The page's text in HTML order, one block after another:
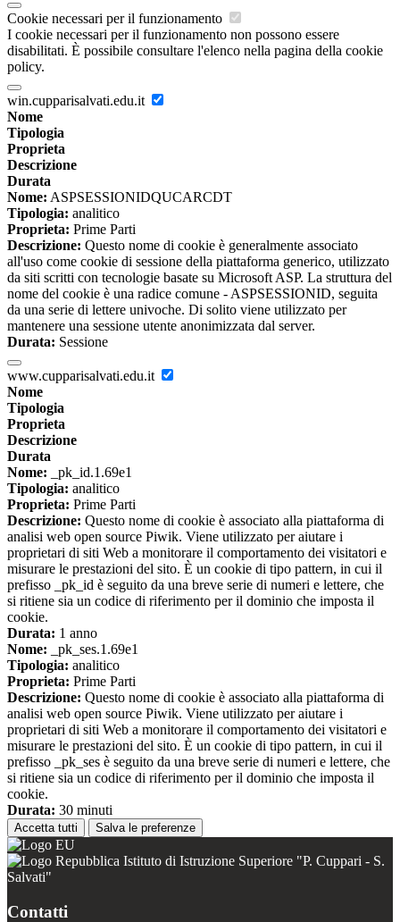
Cookie necessari per il funzionamento
I cookie necessari per il funzionamento non possono essere
disabilitati. È possibile consultare l'elenco nella pagina della cookie
policy.
win.cupparisalvati.edu.it
Nome
Tipologia
Proprieta
Descrizione
Durata
Nome: ASPSESSIONIDQUCARCDT
Tipologia: analitico
Proprieta: Prime Parti
Descrizione: Questo nome di cookie è generalmente associato
all'uso come cookie di sessione della piattaforma generico, utilizzato
da siti scritti con tecnologie basate su Microsoft ASP. La struttura del
nome del cookie è una radice comune - ASPSESSIONID, seguita
da una serie di lettere univoche. Di solito viene utilizzato per
mantenere una sessione utente anonimizzata dal server.
Durata: Sessione
www.cupparisalvati.edu.it
Nome
Tipologia
Proprieta
Descrizione
Durata
Nome: _pk_id.1.69e1
Tipologia: analitico
Proprieta: Prime Parti
Descrizione: Questo nome di cookie è associato alla piattaforma di
analisi web open source Piwik. Viene utilizzato per aiutare i
proprietari di siti Web a monitorare il comportamento dei visitatori e
misurare le prestazioni del sito. È un cookie di tipo pattern, in cui il
prefisso _pk_id è seguito da una breve serie di numeri e lettere, che
si ritiene sia un codice di riferimento per il dominio che imposta il
cookie.
Durata: 1 anno
Nome: _pk_ses.1.69e1
Tipologia: analitico
Proprieta: Prime Parti
Descrizione: Questo nome di cookie è associato alla piattaforma di
analisi web open source Piwik. Viene utilizzato per aiutare i
proprietari di siti Web a monitorare il comportamento dei visitatori e
misurare le prestazioni del sito. È un cookie di tipo pattern, in cui il
prefisso _pk_ses è seguito da una breve serie di numeri e lettere, che
si ritiene sia un codice di riferimento per il dominio che imposta il
cookie.
Durata: 30 minuti
Accetta tutti Salva le preferenze
Istituto di Istruzione Superiore "P. Cuppari - S.
Salvati"
Contatti